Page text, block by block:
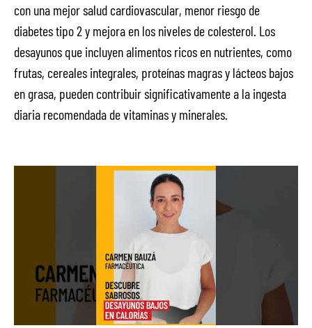
con una mejor salud cardiovascular, menor riesgo de
diabetes tipo 2 y mejora en los niveles de colesterol. Los
desayunos que incluyen alimentos ricos en nutrientes, como
frutas, cereales integrales, proteínas magras y lácteos bajos
en grasa, pueden contribuir significativamente a la ingesta
diaria recomendada de vitaminas y minerales.